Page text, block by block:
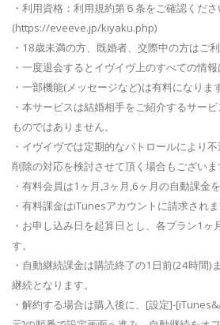
・利用資格：利用規約第６条をご確認くださ
(https://eveeve.jp/kiyaku.php)
・18歳未満の方、既婚者、交際中の方はご利
・一度退会するとイヴイヴ上のすべての情報
・一部機能(メッセージなど)は有料になります
・本サービスは結婚相手をご紹介するサー
ものではありません。
・イヴイヴでは定期的なパトロールにより
削除の対応を検討させて頂く場合もございま
・有料会員は1ヶ月,3ヶ月,6ヶ月の自動課金
・有料課金はiTunesアカウントに請求されま
・お申し込み日を起算日とし、各プラン1ヶ
す。
・自動継続課金は購読終了の1日前(24時間)
継続となります。
・解約する場合は購入後に、[設定]-